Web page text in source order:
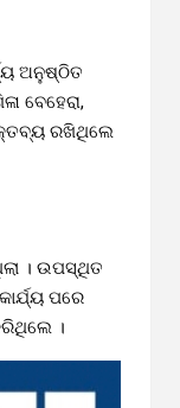
ଅନୁଷ୍ଠିତ
ବେହେରା,
ରଖିଥିଲେ
। ଉପସ୍ଥିତ
ପରେ
।